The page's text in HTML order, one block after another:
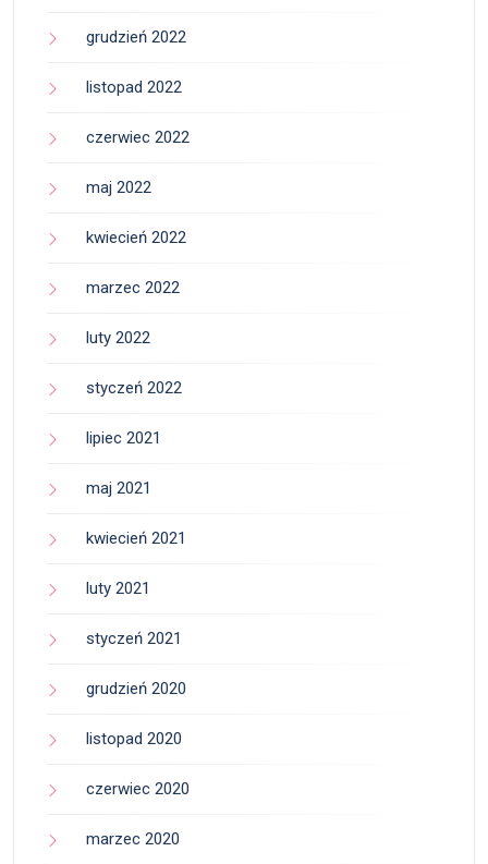
grudzień 2022
listopad 2022
czerwiec 2022
maj 2022
kwiecień 2022
marzec 2022
luty 2022
styczeń 2022
lipiec 2021
maj 2021
kwiecień 2021
luty 2021
styczeń 2021
grudzień 2020
listopad 2020
czerwiec 2020
marzec 2020